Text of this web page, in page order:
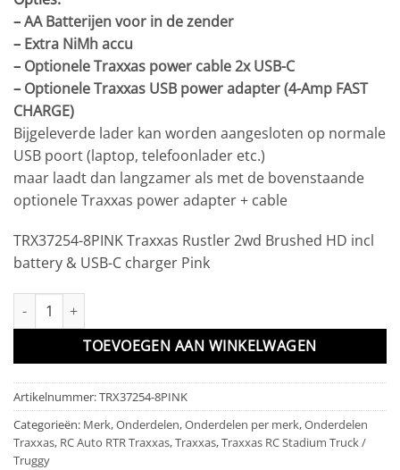
–AA Batterijen voor in de zender
– Extra NiMh accu
– Optionele Traxxas power cable 2x USB-C
– Optionele Traxxas USB power adapter (4-Amp FAST
CHARGE)
Bijgeleverde lader kan worden aangesloten op normale
USB poort (laptop, telefoonlader etc.)
maar laadt dan langzamer als met de bovenstaande
optionele Traxxas power adapter + cable
TRX37254-8PINK Traxxas Rustler 2wd Brushed HD incl
battery & USB-C charger Pink
TRX37254-8PINK Traxxas Rustler 2wd Brushed HD incl battery
TOEVOEGEN AAN WINKELWAGEN
Artikelnummer:TRX37254-8PINK
Categorieën: Merk,Onderdelen,Onderdelen per merk,Onderdelen
Traxxas, RC Auto RTR Traxxas,Traxxas,Traxxas RC Stadium Truck /
Truggy